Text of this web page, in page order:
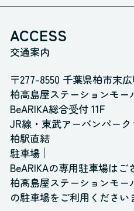
ACCESS
交通案内
〒277-8550 千葉県柏市末広
柏高島屋ステーションモー
BeARIKA総合受付 11F
JR線・東武アーバンパーク
柏駅直結
駐車場
BeARIKAの専用駐車場はご
柏高島屋ステーションモー
の駐車場をご利用ください